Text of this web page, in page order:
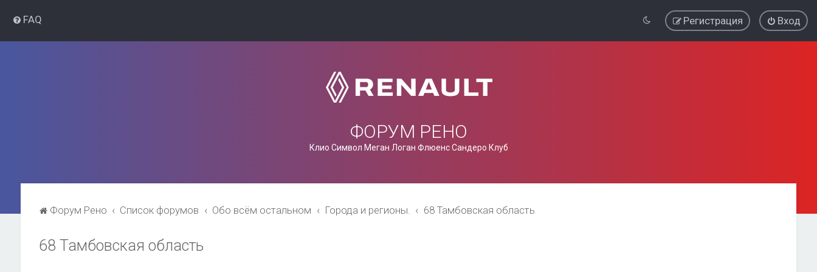
FAQ Вход
Регистрация
ФОРУМ РЕНО
Клио Символ Меган Логан Флюенс Сандеро Клуб
Форум Рено Список форумов Обо всём остальном Города и регионы. 68 Тамбовская область
68 Тамбовская область